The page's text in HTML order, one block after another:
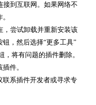
接到互联网。如果网络不
，尝试卸载并重新安装该
，然后选择“更多工具”
，将有问题的插件删除。
件。
联系插件开发者或寻求专